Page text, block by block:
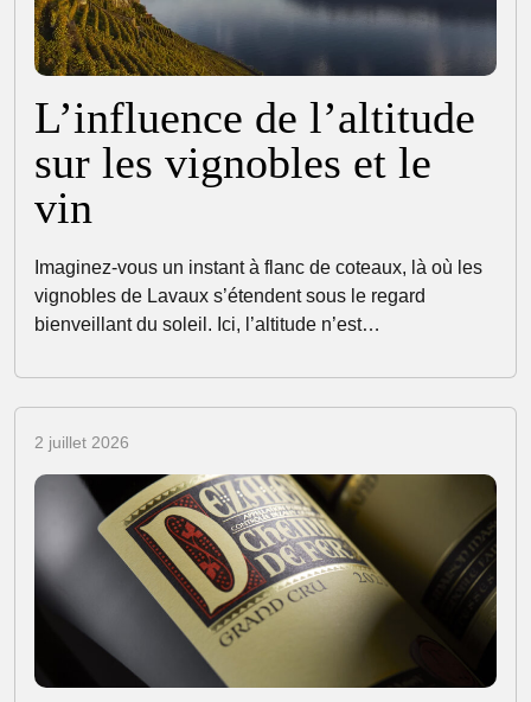
L’influence de l’altitude
sur les vignobles et le
vin
Imaginez-vous un instant à flanc de coteaux, là où les
vignobles de Lavaux s’étendent sous le regard
bienveillant du soleil. Ici, l’altitude n’est…
2 juillet 2026